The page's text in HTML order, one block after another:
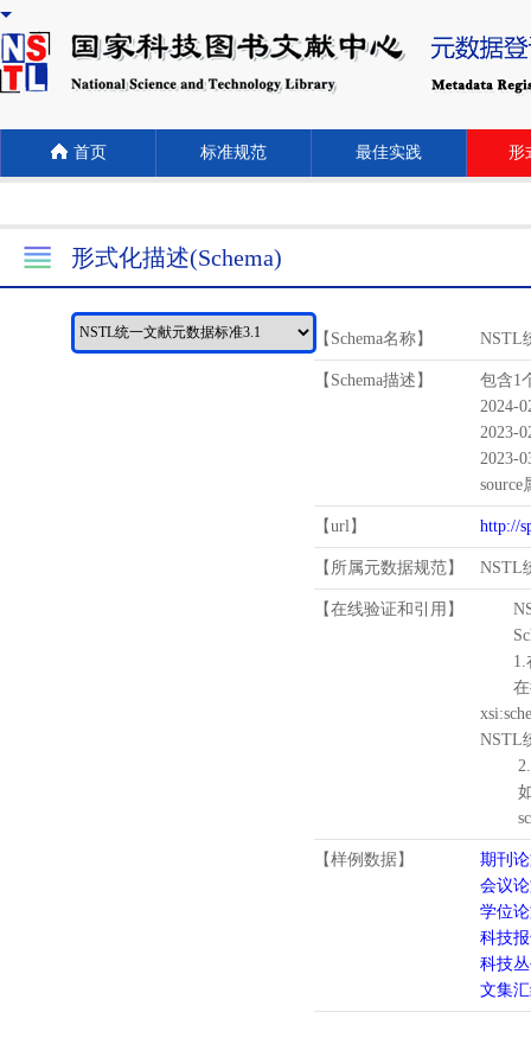
首页 标准规范 最佳实践 形
形式化描述(Schema)
【Schema名称】 NSTL
【Schema描述】
包含1
2024-
2023-
2023-
source
【url】 http://
【所属元数据规范】 NSTL
【在线验证和引用】
1.
在待
NSTL
2.
如需
【样例数据】
期刊
会议
学位
科技
科技
文集